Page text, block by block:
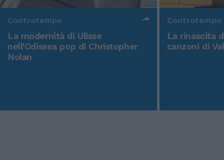
Controtempo
La modernità di Ulisse
nell'Odissea pop di Christopher
Nolan
Controtempo
La rinascita
canzoni di